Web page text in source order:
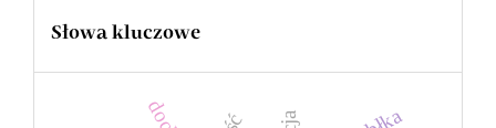
Słowa kluczowe